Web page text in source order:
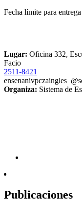
Fecha límite para
Lugar: Oficina 332,
Facio
2511-8421
ensenanivpczaingles
Organiza: Sistema de
Publicaciones